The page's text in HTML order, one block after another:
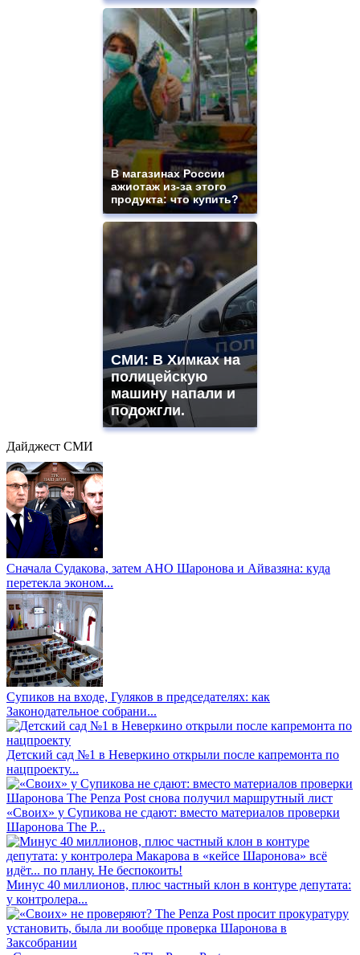
В магазинах России
ажиотаж из-за этого
продукта: что купить?
СМИ: В Химках на
полицейскую
машину напали и
подожгли.
Дайджест СМИ
Сначала Судакова, затем АНО Шаронова и Айвазяна: куда
перетекла эконом...
Супиков на входе, Гуляков в председателях: как
Законодательное собрани...
Детский сад №1 в Неверкино открыли после капремонта по
нацпроекту...
«Своих» у Супикова не сдают: вместо материалов проверки
Шаронова The P...
Минус 40 миллионов, плюс частный клон в контуре депутата:
у контролера...